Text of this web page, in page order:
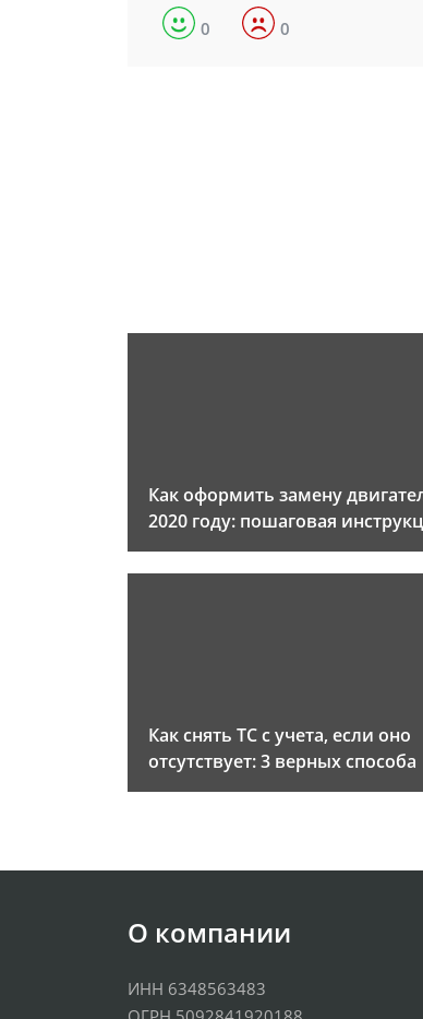
0 0
Как оформить замену
2020 году: пошаговая
Как снять ТС с учета, если оно
отсутствует: 3 верных способа
О компании
ИНН 6348563483